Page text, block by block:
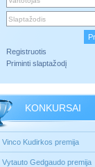
Registruotis
Priminti slaptažodį
KONKURSAI
Vinco Kudirkos premija
Vytauto Gedgaudo premija